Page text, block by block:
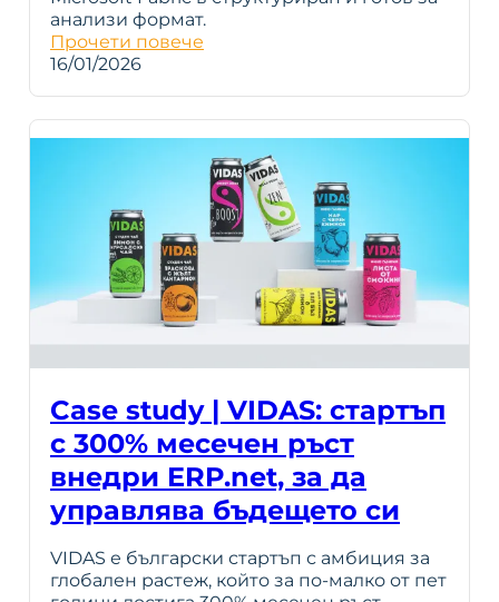
анализи формат.
Прочети повече
16/01/2026
Case study | VIDAS: стартъп
с 300% месечен ръст
внедри ERP.net, за да
управлява бъдещето си
VIDAS е български стартъп с амбиция за
глобален растеж, който за по-малко от пет